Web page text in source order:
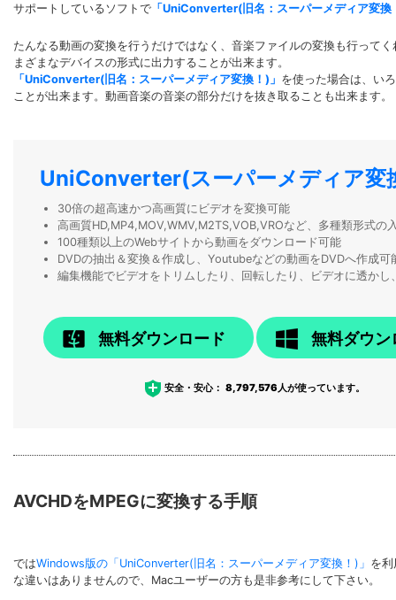
サポートしているソフトで 「UniConverter(旧名：スーパーメディア変換
たんなる動画の変換を行うだけではなく、音楽ファイルの変換も行って
まざまなデバイスの形式に出力することが出来ます。
「UniConverter(旧名：スーパーメディア変換！)」 を使った場合は、い
ことが出来ます。動画音楽の音楽の部分だけを抜き取ることも出来ます。
UniConverter(スーパーメディア変
30倍の超高速かつ高画質にビデオを変換可能
高画質HD,MP4,MOV,WMV,M2TS,VOB,VROなど、多種類形式の
100種類以上のWebサイトから動画をダウンロード可能
DVDの抽出＆変換＆作成し、Youtubeなどの動画をDVDへ作成可
編集機能でビデオをトリムしたり、回転したり、ビデオに透か
無料ダウンロード 無料ダウン
安全・安心：8,797,576人が使っています。
AVCHDをMPEGに変換する手順
ではWindows版の「UniConverter(旧名：スーパーメディア変換！)」 を
な違いはありませんので、Macユーザーの方も是非参考にして下さい。